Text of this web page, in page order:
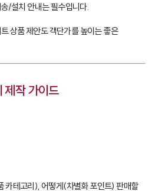
/설치 안내는 필수입니다.
상품 제안도 객단가를 높이는 좋은
제작 가이드
카테고리), 어떻게(차별화 포인트) 판매할